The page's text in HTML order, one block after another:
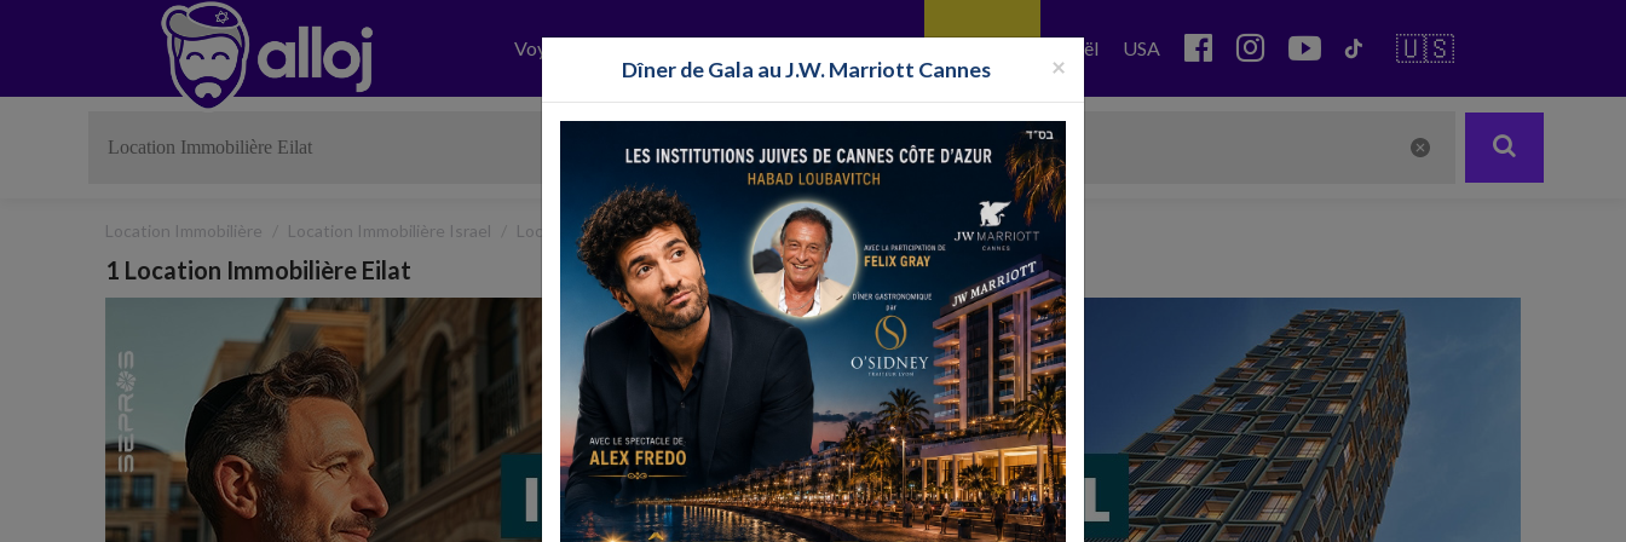
Voyages Israël USA 🇺🇸
Location Immobilière Location Immobilière Israel Location Immobilière Eilat
1 Location Immobilière Eilat
×
Dîner de Gala au J.W. Marriott Cannes